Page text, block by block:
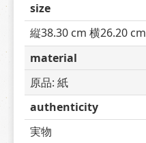
size
縦38.30 cm 横26.20 cm
material
原品: 紙
authenticity
実物